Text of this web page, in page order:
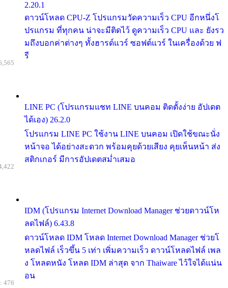
2.20.1
ดาวน์โหลด CPU-Z โปรแกรมวัดความเร็ว CPU อีกหนึ่งโ
ปรแกรม ที่ทุกคน น่าจะมีติดไว้ ดูความเร็ว CPU และ ยังรว
มถึงบอกค่าต่างๆ ทั้งฮารด์แวร์ ซอฟต์แวร์ ในเครื่องด้วย ฟ
รี
LINE PC (โปรแกรมแชท LINE บนคอม ติดตั้งง่าย อัปเดต
ได้เอง) 26.2.0
โปรแกรม LINE PC ใช้งาน LINE บนคอม เปิดใช้ขณะนั่ง
หน้าจอ ได้อย่างสะดวก พร้อมคุยด้วยเสียง คุยเห็นหน้า ส่ง
สติกเกอร์ มีการอัปเดตสม่ำเสมอ
IDM (โปรแกรม Internet Download Manager ช่วยดาวน์โห
ลดไฟล์) 6.43.8
ดาวน์โหลด IDM โหลด Internet Download Manager ช่วยโ
หลดไฟล์ เร็วขึ้น 5 เท่า เพิ่มความเร็ว ดาวน์โหลดไฟล์ เพล
ง โหลดหนัง โหลด IDM ล่าสุด จาก Thaiware ไว้ใจได้แน่น
อน
476